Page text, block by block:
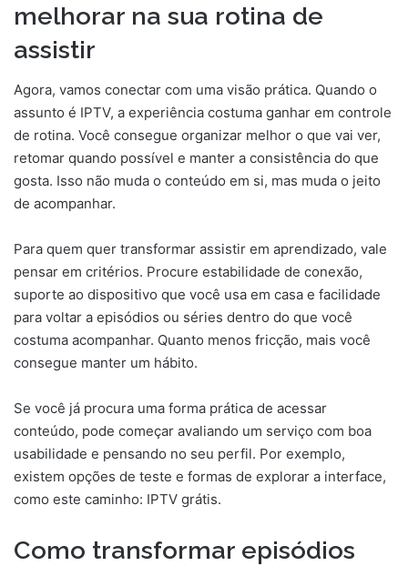
melhorar na sua rotina de
assistir
Agora, vamos conectar com uma visão prática. Quando o
assunto é IPTV, a experiência costuma ganhar em controle
de rotina. Você consegue organizar melhor o que vai ver,
retomar quando possível e manter a consistência do que
gosta. Isso não muda o conteúdo em si, mas muda o jeito
de acompanhar.
Para quem quer transformar assistir em aprendizado, vale
pensar em critérios. Procure estabilidade de conexão,
suporte ao dispositivo que você usa em casa e facilidade
para voltar a episódios ou séries dentro do que você
costuma acompanhar. Quanto menos fricção, mais você
consegue manter um hábito.
Se você já procura uma forma prática de acessar
conteúdo, pode começar avaliando um serviço com boa
usabilidade e pensando no seu perfil. Por exemplo,
existem opções de teste e formas de explorar a interface,
como este caminho: IPTV grátis.
Como transformar episódios